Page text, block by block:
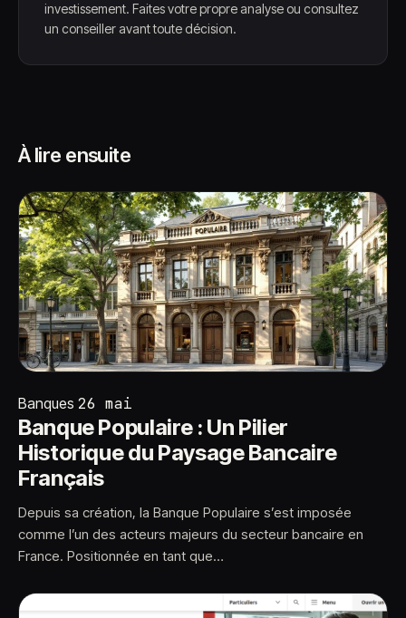
investissement. Faites votre propre analyse ou consultez
un conseiller avant toute décision.
À lire ensuite
Banques 26 mai
Banque Populaire : Un Pilier
Historique du Paysage Bancaire
Français
Depuis sa création, la Banque Populaire s’est imposée
comme l’un des acteurs majeurs du secteur bancaire en
France. Positionnée en tant que…